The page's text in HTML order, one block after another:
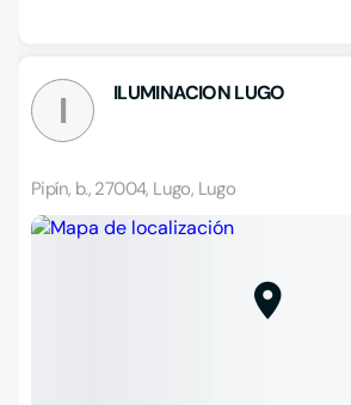
I ILUMINACION LUGO
Pipín, b., 27004, Lugo, Lugo